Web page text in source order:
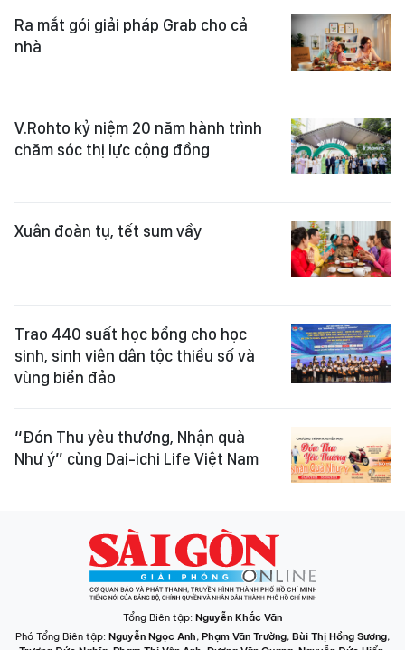
Ra mắt gói giải pháp Grab cho cả
nhà
V.Rohto kỷ niệm 20 năm hành trình
chăm sóc thị lực cộng đồng
Xuân đoàn tụ, tết sum vầy
Trao 440 suất học bổng cho học
sinh, sinh viên dân tộc thiểu số và
vùng biển đảo
“Đón Thu yêu thương, Nhận quà
Như ý” cùng Dai-ichi Life Việt Nam
Tổng Biên tập: Nguyễn Khắc Văn
Phó Tổng Biên tập: Nguyễn Ngọc Anh, Phạm Văn Trường, Bùi Thị Hồng Sương,